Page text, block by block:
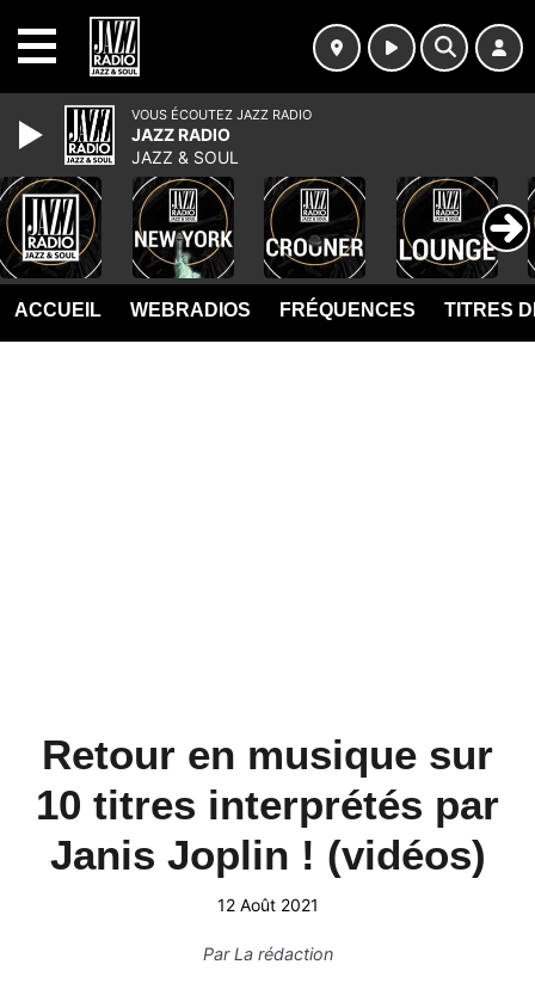
ACCUEIL WEBRADIOS FRÉQUENCES TITRES
Retour en musique sur
10 titres interprétés par
Janis Joplin ! (vidéos)
12 Août 2021
ParLa rédaction
VOUS ÉCOUTEZ JAZZ RADIO
JAZZ RADIO
JAZZ & SOUL